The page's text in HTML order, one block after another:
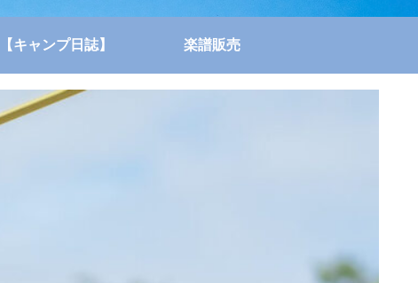
【キャンプ日誌】 楽譜販売